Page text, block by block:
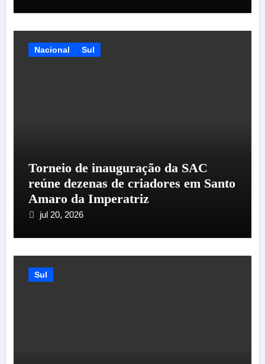
Nacional Sul
Torneio de inauguração da SAC
reúne dezenas de criadores em Santo
Amaro da Imperatriz
jul 20, 2026
Sul